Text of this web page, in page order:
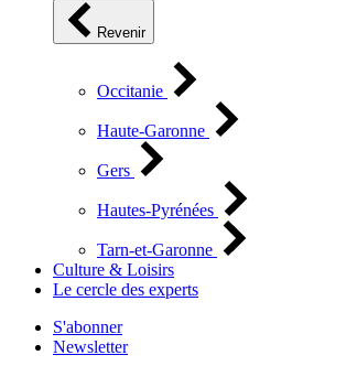
Revenir
Occitanie
Haute-Garonne
Gers
Hautes-Pyrénées
Tarn-et-Garonne
Culture & Loisirs
Le cercle des experts
S'abonner
Newsletter